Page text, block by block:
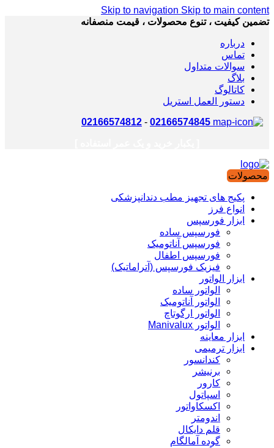
Skip to navigation Skip to main content
تضمین کیفیت ، تنوع محصولات ، قیمت منصفانه
درباره
تماس
سوالات متداول
بلاگ
کاتالوگ
دستور العمل استریل
02166574845
-
02166574812
محصولات
پکیج های تجهیز مطب دندانپزشکی
انواع فرز
ابزار فورسپس
فورسپس ساده
فورسپس آناتومیک
فورسپس اطفال
فیزیک فورسپس (آتراماتیک)
ابزار الواتور
الواتور ساده
الواتور آناتومیک
الواتور ارگوتاچ
الواتور Manivalux
ابزار معاینه
ابزار ترمیمی
کندانسور
برنیشر
کارور
اسپاتول
اکسکاواتور
اندومتر
قلم دایکال
گوده آمالگام